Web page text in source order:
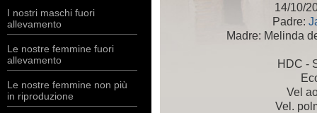
I nostri maschi fuori
allevamento
Le nostre femmine fuori
allevamento
Le nostre femmine non più
in riproduzione
14/10/
Padre:
Madre: Melinda
HDC -
Vel
Vel.